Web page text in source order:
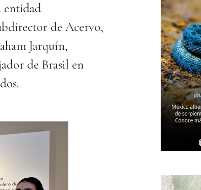
entidad
de Acervo,
Jarquín,
de Brasil en